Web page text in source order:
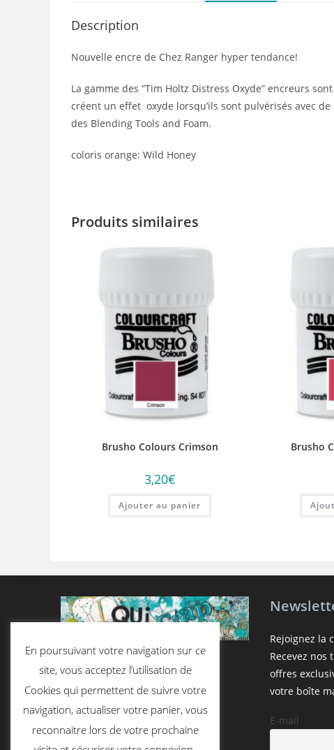
Description
Nouvelle encre de Chez Ranger hyper tendance!
La gamme des “Tim Holtz Distress Oxyde” encreurs
créent un effet oxyde lorsqu’ils sont pulvérisés avec de
des Blending Tools and Foam.
coloris orange: Wild Honey
Produits similaires
Brusho Colours Crimson
3,20€
Ajouter au panier
Brusho
Rejoignez la
Recevez nos
offres
votre boîte
E-mail
En poursuivant votre navigation sur ce
site, vous acceptez l’utilisation de
Cookies qui permettent de suivre votre
navigation, actualiser votre panier, vous
reconnaitre lors de votre prochaine